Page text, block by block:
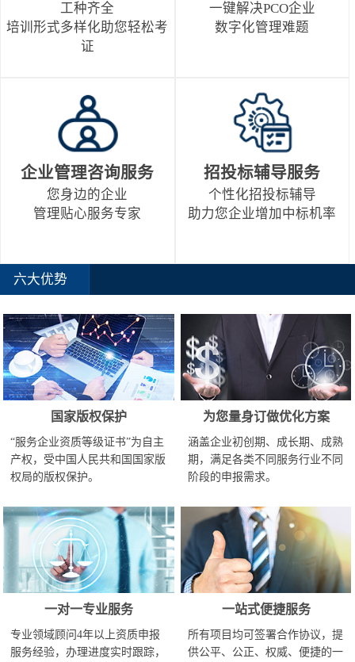
工种齐全
培训形式多样化助您轻松考
证
一键解决PCO企业
数字化管理难题
企业管理咨询服务
您身边的企业
管理贴心服务专家
招投标辅导服务
个性化招投标辅导
助力您企业增加中标机率
六大优势
国家版权保护
“服务企业资质等级证书”为自主
产权，受中国人民共和国国家版
权局的版权保护。
为您量身订做优化方案
涵盖企业初创期、成长期、成熟
期，满足各类不同服务行业不同
阶段的申报需求。
一对一专业服务
专业领域顾问4年以上资质申报
服务经验，办理进度实时跟踪，
一站式便捷服务
所有项目均可签署合作协议，提
供公平、公正、权威、便捷的一